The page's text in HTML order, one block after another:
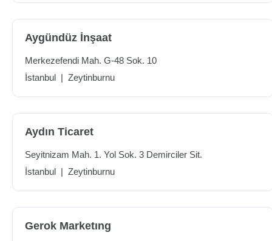
Aygündüz İnşaat
Merkezefendi Mah. G-48 Sok. 10
İstanbul | Zeytinburnu
Aydın Ticaret
Seyitnizam Mah. 1. Yol Sok. 3 Demirciler Sit.
İstanbul | Zeytinburnu
Gerok Marketıng